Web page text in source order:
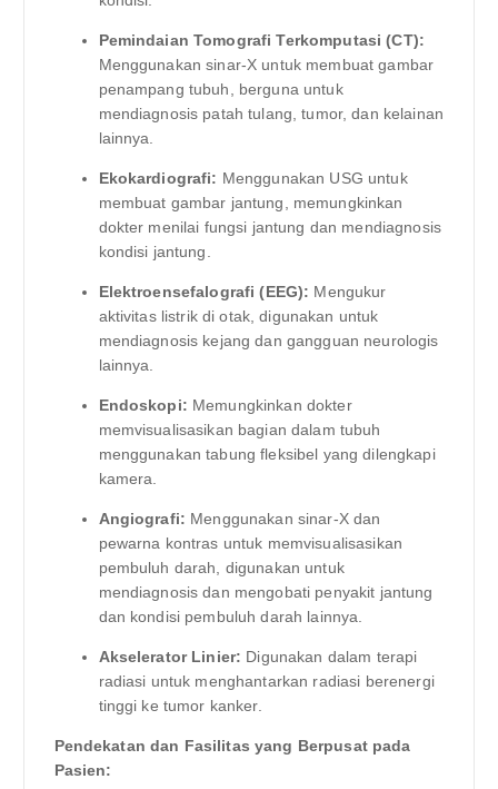
Pemindaian Tomografi Terkomputasi (CT):
Menggunakan sinar-X untuk membuat gambar
penampang tubuh, berguna untuk
mendiagnosis patah tulang, tumor, dan kelainan
lainnya.
Ekokardiografi: Menggunakan USG untuk
membuat gambar jantung, memungkinkan
dokter menilai fungsi jantung dan mendiagnosis
kondisi jantung.
Elektroensefalografi (EEG): Mengukur
aktivitas listrik di otak, digunakan untuk
mendiagnosis kejang dan gangguan neurologis
lainnya.
Endoskopi: Memungkinkan dokter
memvisualisasikan bagian dalam tubuh
menggunakan tabung fleksibel yang dilengkapi
kamera.
Angiografi: Menggunakan sinar-X dan
pewarna kontras untuk memvisualisasikan
pembuluh darah, digunakan untuk
mendiagnosis dan mengobati penyakit jantung
dan kondisi pembuluh darah lainnya.
Akselerator Linier: Digunakan dalam terapi
radiasi untuk menghantarkan radiasi berenergi
tinggi ke tumor kanker.
Pendekatan dan Fasilitas yang Berpusat pada
Pasien: